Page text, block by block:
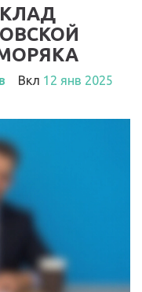
Вкл 12 янв 2025